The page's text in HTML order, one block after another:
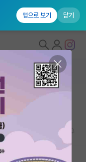
앱으로 보기 닫기